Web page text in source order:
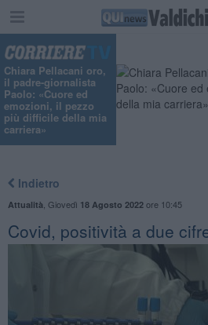
Chiara Pellacani oro,
il padre-giornalista
Paolo: «Cuore ed
emozioni, il pezzo
più difficile della mia
carriera»
Indietro
Attualità Giovedì 18 Agosto 2022ore 10:45
Covid, positività a due